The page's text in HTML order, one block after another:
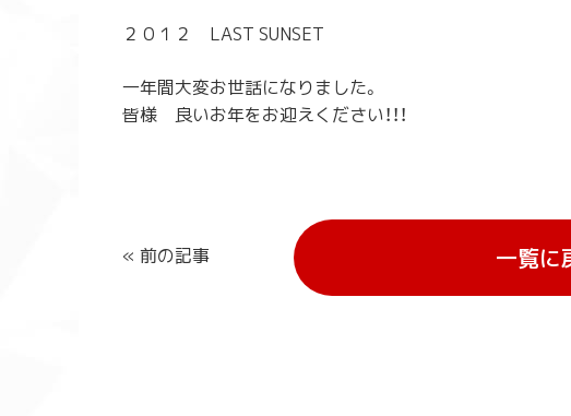
２０１２ LAST SUNSET
一年間大変お世話になりました。
皆様 良いお年をお迎えください！！！
« 前の記事 一覧に